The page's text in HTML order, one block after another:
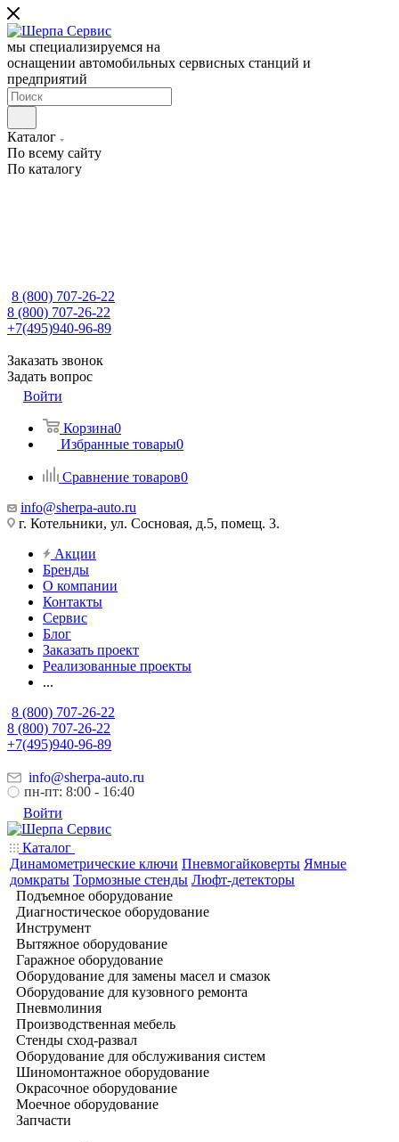
мы специализируемся на
оснащении автомобильных сервисных станций и
предприятий
Каталог
По всему сайту
По каталогу
8 (800) 707-26-22
8 (800) 707-26-22
+7(495)940-96-89
Заказать звонок
Задать вопрос
Войти
Корзина0
Избранные товары0
Сравнение товаров0
info@sherpa-auto.ru
г. Котельники, ул. Сосновая, д.5, помещ. 3.
Акции
Бренды
О компании
Контакты
Сервис
Блог
Заказать проект
Реализованные проекты
...
8 (800) 707-26-22
8 (800) 707-26-22
+7(495)940-96-89
info@sherpa-auto.ru
пн-пт: 8:00 - 16:40
Войти
Каталог
Динамометрические ключи Пневмогайковерты Ямные
домкраты Тормозные стенды Люфт-детекторы
Подъемное оборудование
Диагностическое оборудование
Инструмент
Вытяжное оборудование
Гаражное оборудование
Оборудование для замены масел и смазок
Оборудование для кузовного ремонта
Пневмолиния
Производственная мебель
Стенды сход-развал
Оборудование для обслуживания систем
Шиномонтажное оборудование
Окрасочное оборудование
Моечное оборудование
Запчасти